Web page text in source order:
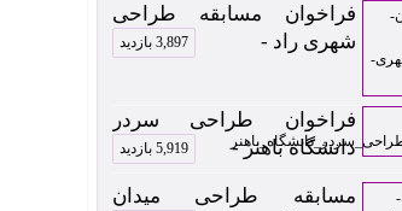
فراخوان مسابقه طراحی
شهری راد -
3,897 بازدید
فراخوان طراحی سردر
دانشگاه باهنر -
5,919 بازدید
مسابقه طراحی میدان